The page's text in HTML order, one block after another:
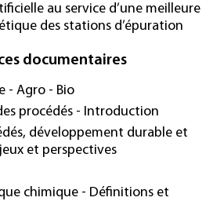
au service d’une meilleure
des stations d’épuration
documentaires
- Agro - Bio
procédés - Introduction
développement durable et
et perspectives
chimique - Définitions et